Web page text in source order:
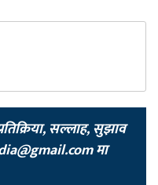
सल्लाह, सुझाव
मा